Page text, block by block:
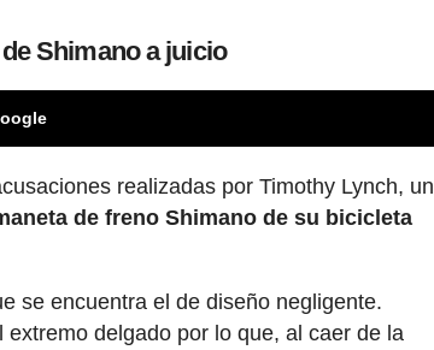
Shimano a juicio
realizadas por Timothy Lynch, un
de freno Shimano de su bicicleta
se encuentra el de diseño negligente.
delgado por lo que, al caer de la